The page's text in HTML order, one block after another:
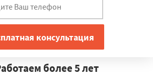
более 5 лет